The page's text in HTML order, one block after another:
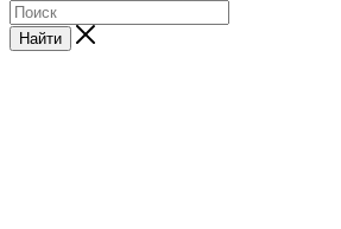
Найти